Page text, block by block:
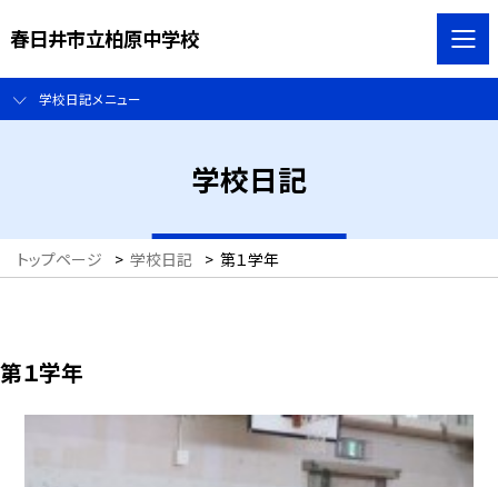
春日井市立柏原中学校
学校日記メニュー
学校日記
トップページ > 学校日記 > 第１学年
第１学年